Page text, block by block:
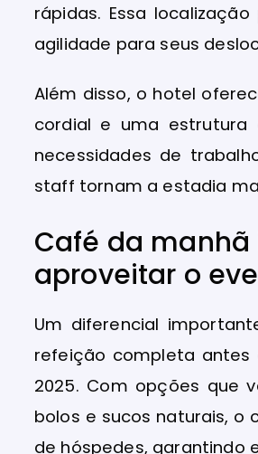
rápidas. Essa
agilidade para seus
Além disso, o hotel
cordial e uma
necessidades de
staff tornam a estadia
Café da
aproveitar o
Um diferencial
refeição completa antes
2025. Com opções que
bolos e sucos naturais, o
de hóspedes, garantindo